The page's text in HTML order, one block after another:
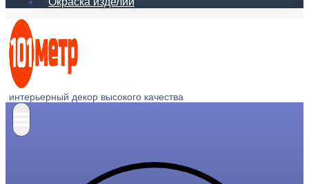
интерьерный декор высокого качества